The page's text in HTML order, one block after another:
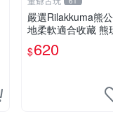
嚴選Rilakkuma熊
地柔軟適合收藏 熊
軟 公仔 收藏
$620